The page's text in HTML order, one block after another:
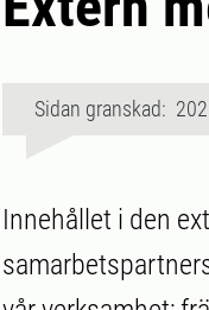
Sidan granskad:
Innehållet i den